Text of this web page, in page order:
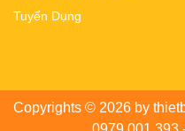
Tuyển Dụng
Copyrights © 2026 by